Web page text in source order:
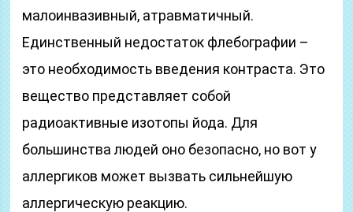
малоинвазивный, атравматичный.
Единственный недостаток флебографии –
это необходимость введения контраста. Это
вещество представляет собой
радиоактивные изотопы йода. Для
большинства людей оно безопасно, но вот у
аллергиков может вызвать сильнейшую
аллергическую реакцию.